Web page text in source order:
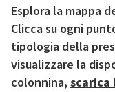
Esplora la mappa
Clicca su ogni
tipologia della
visualizzare la
colonnina, scarica